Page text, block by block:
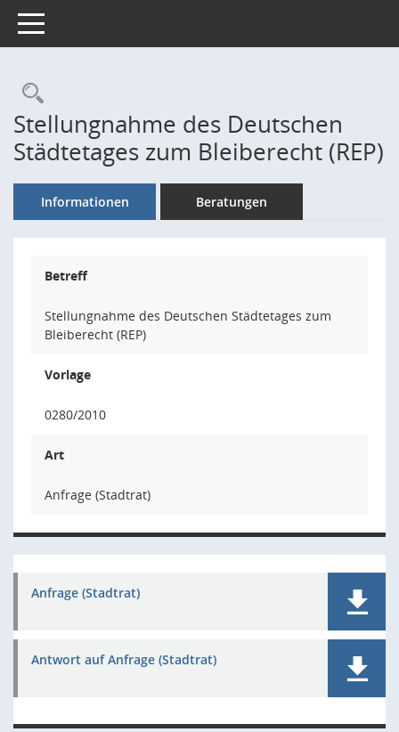
Toggle navigation
Rechercheauswahl
Stellungnahme des Deutschen
Städtetages zum Bleiberecht (REP)
Informationen Beratungen
Betreff
Stellungnahme des Deutschen Städtetages zum
Bleiberecht (REP)
Vorlage
0280/2010
Art
Anfrage (Stadtrat)
Anfrage (Stadtrat)
Antwort auf Anfrage (Stadtrat)